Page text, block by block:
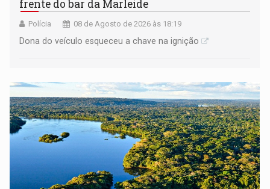
frente do bar da Marleide
Polícia 08 de Agosto de 2026 às 18:19
Dona do veículo esqueceu a chave na ignição